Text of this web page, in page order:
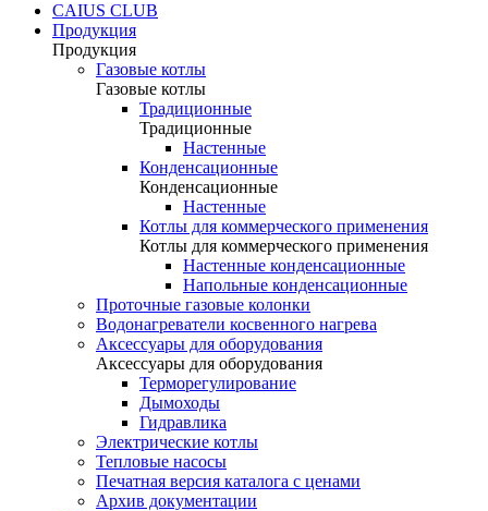
CAIUS CLUB
Продукция
Продукция
Газовые котлы
Газовые котлы
Традиционные
Традиционные
Настенные
Конденсационные
Конденсационные
Настенные
Котлы для коммерческого применения
Котлы для коммерческого применения
Настенные конденсационные
Напольные конденсационные
Проточные газовые колонки
Водонагреватели косвенного нагрева
Аксессуары для оборудования
Аксессуары для оборудования
Терморегулирование
Дымоходы
Гидравлика
Электрические котлы
Тепловые насосы
Печатная версия каталога с ценами
Архив документации